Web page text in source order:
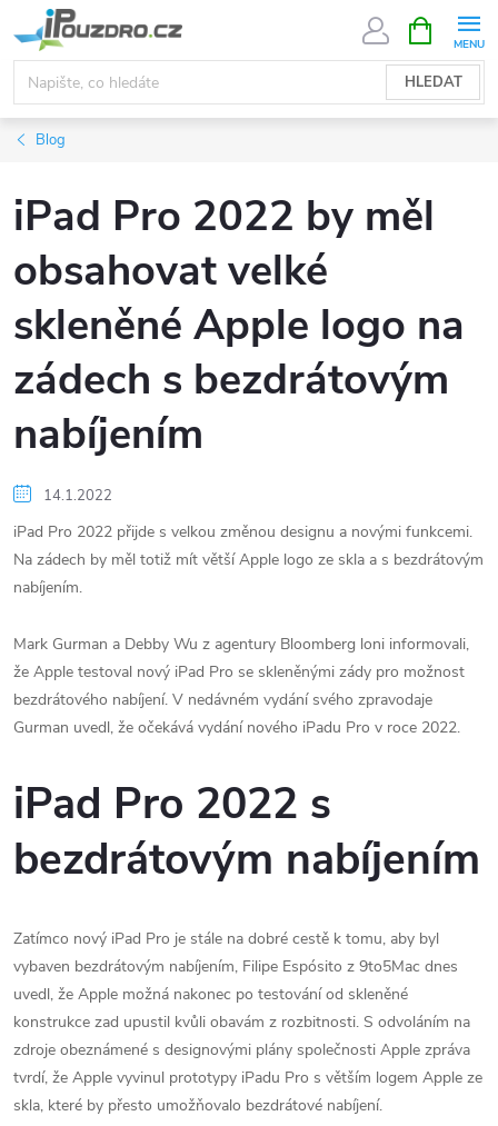
na
obsah
HLEDAT
NÁKUPNÍ
KOŠÍK
Blog
iPad Pro 2022 by měl
obsahovat velké
skleněné Apple logo na
zádech s bezdrátovým
nabíjením
14.1.2022
iPad Pro 2022 přijde s velkou změnou designu a novými funkcemi.
Na zádech by měl totiž mít větší Apple logo ze skla a s bezdrátovým
nabíjením.
Mark Gurman a Debby Wu z agentury Bloomberg loni informovali,
že Apple testoval nový iPad Pro se skleněnými zády pro možnost
bezdrátového nabíjení. V nedávném vydání svého zpravodaje
Gurman uvedl, že očekává vydání nového iPadu Pro v roce 2022.
iPad Pro 2022 s
bezdrátovým nabíjením
Zatímco nový iPad Pro je stále na dobré cestě k tomu, aby byl
vybaven bezdrátovým nabíjením, Filipe Espósito z 9to5Mac dnes
uvedl, že Apple možná nakonec po testování od skleněné
konstrukce zad upustil kvůli obavám z rozbitnosti. S odvoláním na
zdroje obeznámené s designovými plány společnosti Apple zpráva
tvrdí, že Apple vyvinul prototypy iPadu Pro s větším logem Apple ze
skla, které by přesto umožňovalo bezdrátové nabíjení.